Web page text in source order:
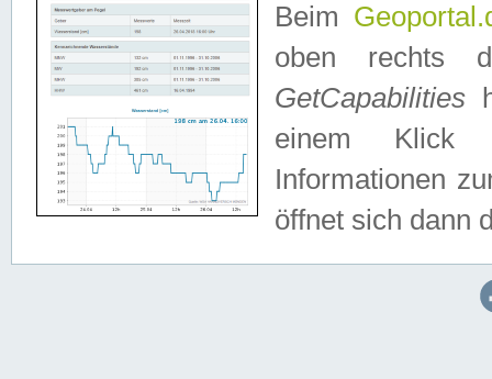
Beim
oben rechts
GetCapabilities
einem Klick
Informationen
öffnet sich dann